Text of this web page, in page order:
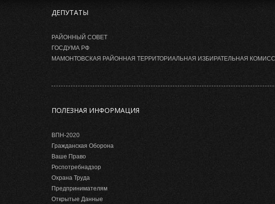
ДЕПУТАТЫ
РАЙОННЫЙ СОВЕТ
ГОСДУМА РФ
МАМОНТОВСКАЯ РАЙОННАЯ ТЕРРИТОРИАЛЬНАЯ ИЗБИРАТЕЛЬНАЯ
ПОЛЕЗНАЯ ИНФОРМАЦИЯ
ВПН-2020
Гражданская Оборона
Ваше Право
Роспотребнадзор
Охрана Труда
Предпринимателям
Открытые Данные